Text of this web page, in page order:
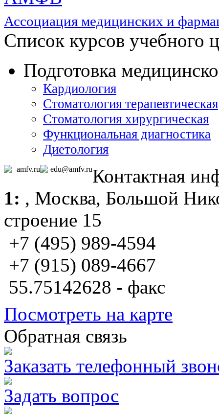
Ассоциация медицинских и
Список курсов учебного
Подготовка
Кардиология
Стоматология терапевтическая
Стоматология хирургическая
Функциональная диагностика
Диетология
amfv.ru edu@amfv.ruКонтактная
1: , Москва, Большой
строение 15
+7 (495) 989-4594
+7 (915) 089-4667
55.75142628 - факс
Посмотреть на карте
Обратная связь
Заказать телефонный
Задать вопрос